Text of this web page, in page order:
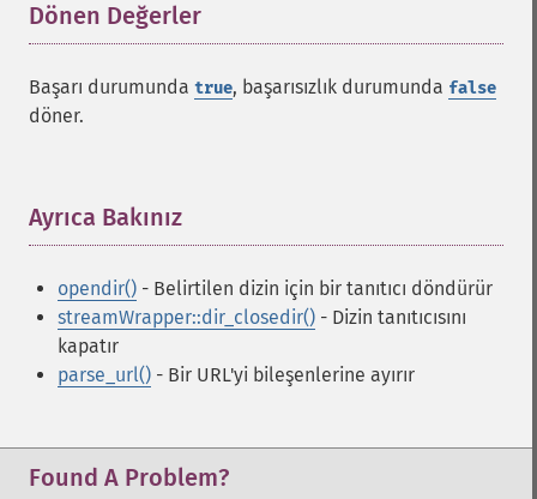
Dönen Değerler
Başarı durumunda true, başarısızlık durumunda false
döner.
Ayrıca Bakınız
opendir() - Belirtilen dizin için bir tanıtıcı döndürür
streamWrapper::dir_closedir() - Dizin tanıtıcısını
kapatır
parse_url() - Bir URL'yi bileşenlerine ayırır
Found A Problem?